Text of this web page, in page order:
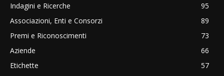
Indagini e Ricerche
95
Associazioni, Enti e Consorzi
89
Premi e Riconoscimenti
73
Aziende
66
Etichette
57